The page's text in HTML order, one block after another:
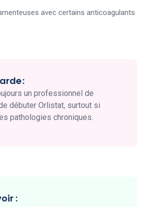
avec certains anticoagulants
:
un professionnel de
débuter Orlistat, surtout si
pathologies chroniques.
: